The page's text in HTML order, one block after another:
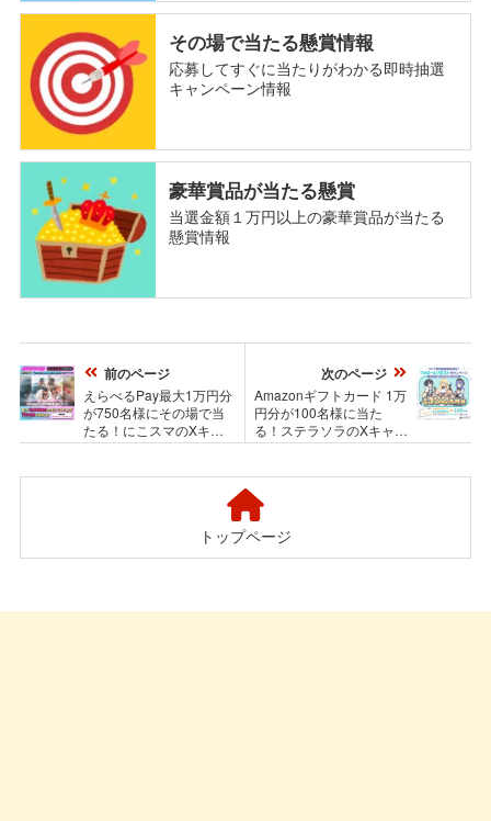
その場で当たる懸賞情報
応募してすぐに当たりがわかる即時抽選
キャンペーン情報
豪華賞品が当たる懸賞
当選金額１万円以上の豪華賞品が当たる
懸賞情報
前のページ
えらべるPay最大1万円分
が750名様にその場で当
たる！にこスマのXキャ
ンペーン
次のページ
Amazonギフトカード 1万
円分が100名様に当た
る！ステラソラのXキャン
ペーン
トップページ